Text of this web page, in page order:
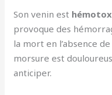
Son venin est
provoque des
la mort en l’absence
morsure est
anticiper.